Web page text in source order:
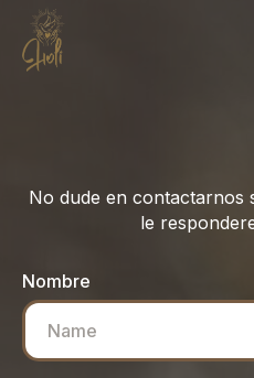
No dude en contactarnos
le
Nombre